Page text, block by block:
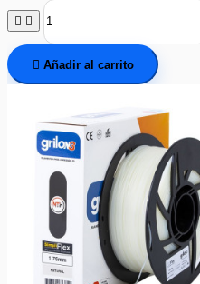
 
 Añadir al carrito